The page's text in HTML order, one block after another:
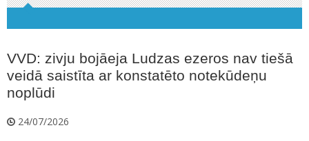
VVD: zivju bojāeja Ludzas ezeros nav tiešā
veidā saistīta ar konstatēto notekūdeņu
noplūdi
24/07/2026